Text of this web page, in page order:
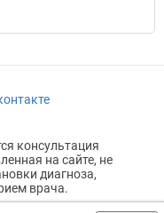
консультация
на сайте, не
диагноза,
врача.